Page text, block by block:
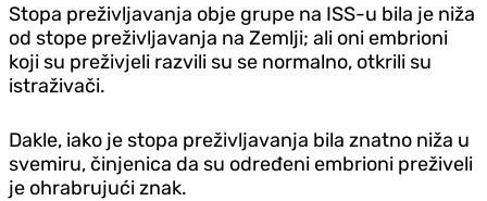
Stopa preživljavanja obje grupe na ISS-u bila je niža
od stope preživljavanja na Zemlji; ali oni embrioni
koji su preživjeli razvili su se normalno, otkrili su
istraživači.
Dakle, iako je stopa preživljavanja bila znatno niža u
svemiru, činjenica da su određeni embrioni preživeli
je ohrabrujući znak.